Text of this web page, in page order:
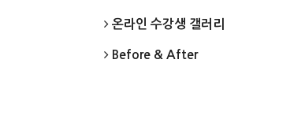
온라인 수강생 갤러리
Before & After